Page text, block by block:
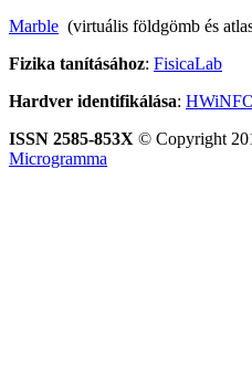
Marble (virtuális földgömb és
Fizika tanításához: FisicaLab
Hardver identifikálása:
ISSN 2585-853X © Copyright
Microgramma